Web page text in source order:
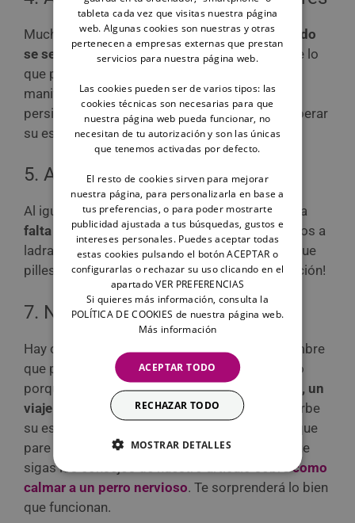
Muchos perritos experimentanansiedad cuando
se separan de sus dueños, ¡es más habitual de lo
que parece! La mayoría de nuestras mascotas
manifiesta esta ansiedad en forma de ladridos
persistentes, intentando llamar la atención y liberar
su estrés.
5. Aburrimiento
Al igual que nosotros, ¡los perros se aburren! La
falta de estímulo físico y mentalpuede llevarlos a
ladrar simplemente para entretenerse o para que
pilles la indirecta: ¡necesita actividad e interacción!
7. Nervios
Hay ciertos momentos de tensión o incertidumbre
que pueden provocar que tu perro ladre mucho
porque está nervioso.Una visita al veterinario, un
viaje en coche…
¡cualquier situación que perturbe
su estado emocional normal! Para ayudarle a que
pare y que se tranquilice, te recomendamos que
sigas los consejos de nuestro artículo sobrecomo
calmar a un perro nervioso. Te sorprenderá lo bien
que funcionan.
tableta cada vez que visitas nuestra página
web. Algunas cookies son nuestras y otras
pertenecen a empresas externas que prestan
servicios para nuestra página web.
Las cookies pueden ser de varios tipos: las
cookies técnicas son necesarias para que
nuestra página web pueda funcionar, no
necesitan de tu autorización y son las únicas
que tenemos activadas por defecto.
El resto de cookies sirven para mejorar
nuestra página, para personalizarla en base a
tus preferencias, o para poder mostrarte
publicidad ajustada a tus búsquedas, gustos e
intereses personales. Puedes aceptar todas
estas cookies pulsando el botón ACEPTAR o
configurarlas o rechazar su uso clicando en el
apartado VER PREFERENCIAS
Si quieres más información, consulta la
POLÍTICA DE COOKIES de nuestra página web.
Más información
ACEPTAR TODO
RECHAZAR TODO
MOSTRAR DETALLES